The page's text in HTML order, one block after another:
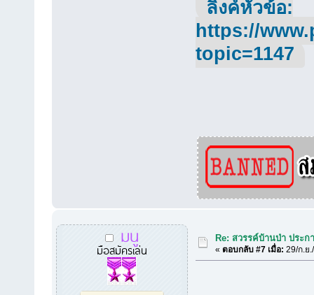
ลิ้งค์หัวข้อ:
https://
topic=1147
มนู
มือสมัครเล่น
Re: สวรรค์บ้านป่า ประก
«ตอบกลับ #7 เมื่อ: 29/ก.ย